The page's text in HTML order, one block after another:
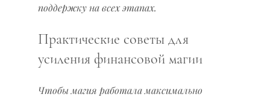
поддержку на всех этапах.
Практические советы для
усиления финансовой магии
Чтобы магия работала максимально